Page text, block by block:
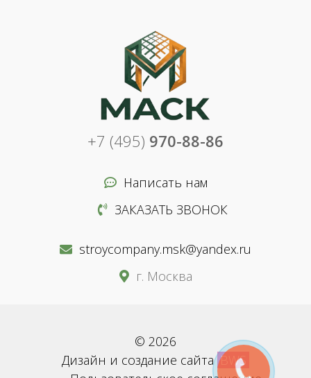
+7 (495) 970-88-86
Написать нам
ЗАКАЗАТЬ ЗВОНОК
stroycompany.msk@yandex.ru
г. Москва
© 2026
Дизайн и создание сайтаBWS